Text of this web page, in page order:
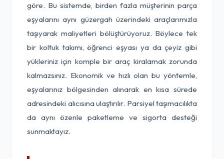
göre. Bu sistemde, birden fazla müşterinin parça
eşyalarını aynı güzergah üzerindeki araçlarımızla
taşıyarak maliyetleri bölüştürüyoruz. Böylece tek
bir koltuk takımı, öğrenci eşyası ya da çeyiz gibi
yükleriniz için komple bir araç kiralamak zorunda
kalmazsınız. Ekonomik ve hızlı olan bu yöntemle,
eşyalarınız bölgesinden alınarak en kısa sürede
adresindeki alıcısına ulaştırılır. Parsiyel taşımacılıkta
da aynı özenle paketleme ve sigorta desteği
sunmaktayız.